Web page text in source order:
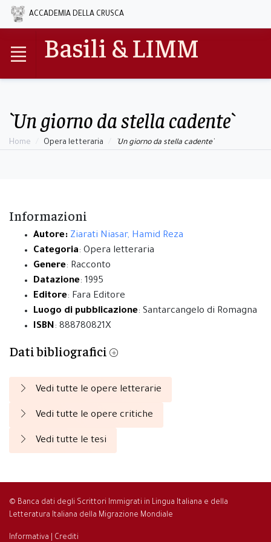
ACCADEMIA DELLA CRUSCA
Basili & LIMM
`Un giorno da stella cadente`
Home Opera letteraria `Un giorno da stella cadente`
Informazioni
Autore: Ziarati Niasar, Hamid Reza
Categoria: Opera letteraria
Genere: Racconto
Datazione: 1995
Editore: Fara Editore
Luogo di pubblicazione: Santarcangelo di Romagna
ISBN: 888780821X
Dati bibliografici
Vedi tutte le opere letterarie
Vedi tutte le opere critiche
Vedi tutte le tesi
© Banca dati degli Scrittori Immigrati in Lingua Italiana e della
Letteratura Italiana della Migrazione Mondiale
Informativa Crediti